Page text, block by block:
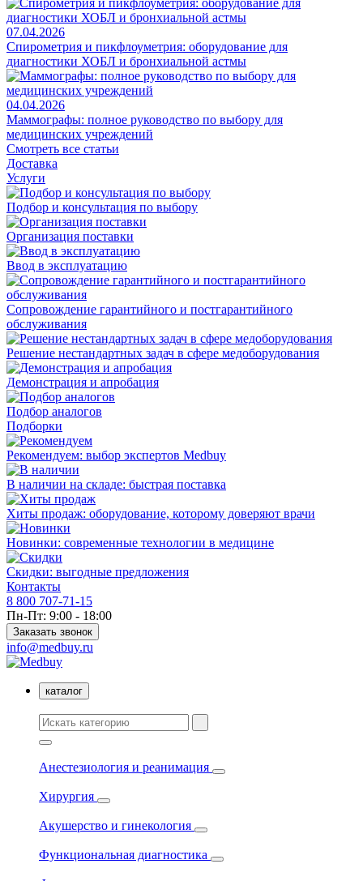
07.04.2026
Спирометрия и пикфлоуметрия: оборудование для
диагностики ХОБЛ и бронхиальной астмы
04.04.2026
Маммографы: полное руководство по выбору для
медицинских учреждений
Смотреть все статьи
Доставка
Услуги
Подбор и консультация по выбору
Организация поставки
Ввод в эксплуатацию
Сопровождение гарантийного и постгарантийного
обслуживания
Решение нестандартных задач в сфере медоборудования
Демонстрация и апробация
Подбор аналогов
Подборки
Рекомендуем: выбор экспертов Medbuy
В наличии на складе: быстрая поставка
Хиты продаж: оборудование, которому доверяют врачи
Новинки: современные технологии в медицине
Скидки: выгодные предложения
Контакты
8 800 707-71-15
Пн-Пт: 9:00 - 18:00
Заказать звонок
info@medbuy.ru
каталог
Анестезиология и реанимация
Хирургия
Акушерство и гинекология
Функциональная диагностика